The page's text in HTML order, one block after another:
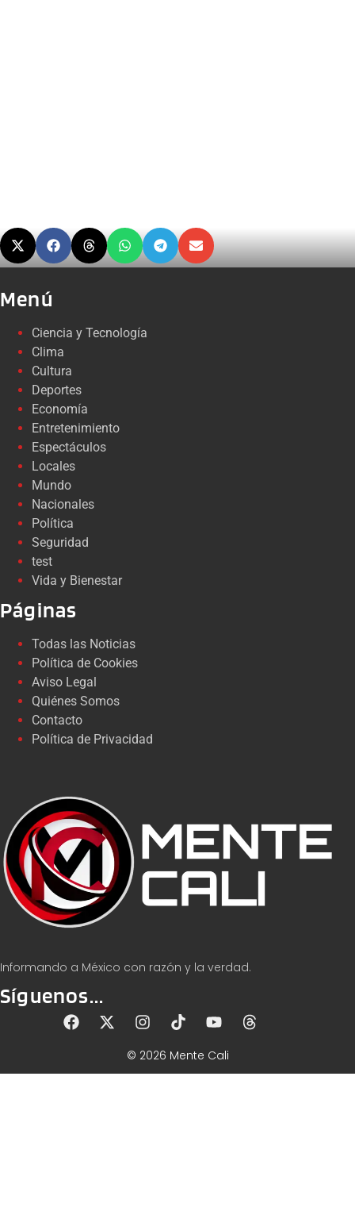
Informando a México con razón y la verdad.
Síguenos...
Menú
Ciencia y Tecnología
Clima
Cultura
Deportes
Economía
Entretenimiento
Espectáculos
Locales
Mundo
Nacionales
Política
Seguridad
test
Vida y Bienestar
Páginas
Todas las Noticias
Política de Cookies
Aviso Legal
Quiénes Somos
Contacto
Política de Privacidad
© 2026 Mente Cali